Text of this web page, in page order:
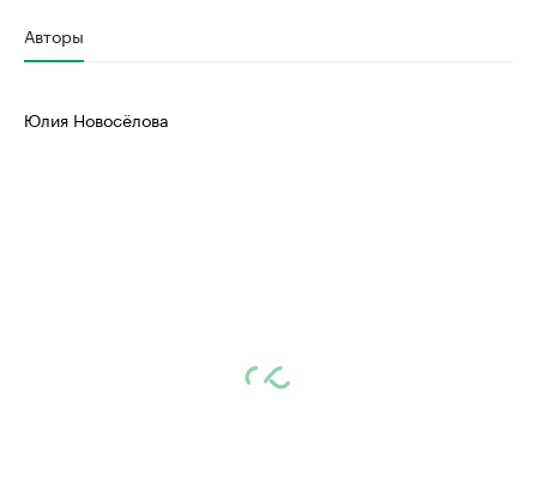
Авторы
Юлия Новосёлова